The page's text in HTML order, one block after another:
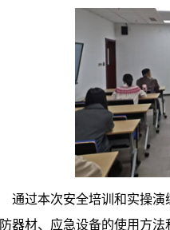
通过本次安全培训和实操
器材、应急设备的使用方